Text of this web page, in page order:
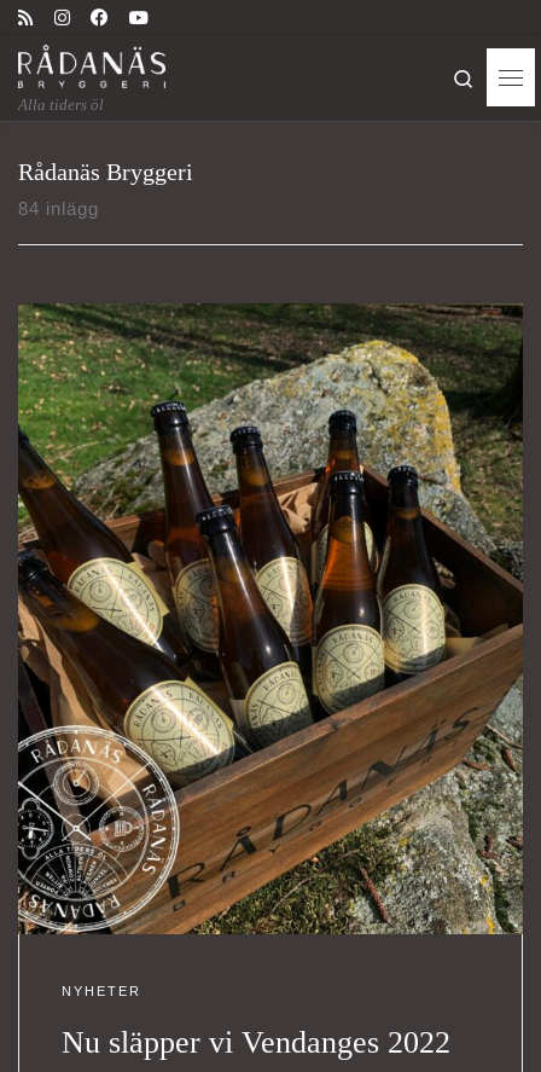
Alla tiders öl
Search
Rådanäs Bryggeri
84 inlägg
NYHETER
Nu släpper vi Vendanges 2022